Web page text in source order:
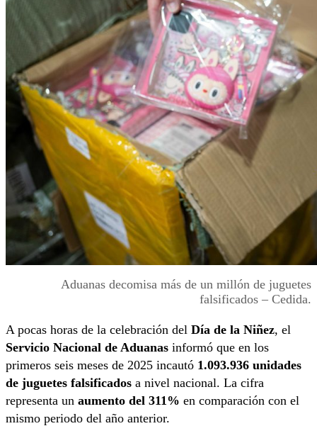
Aduanas decomisa más de un millón de juguetes
falsificados – Cedida.
A pocas horas de la celebración del Día de la Niñez, el
Servicio Nacional de Aduanas informó que en los
primeros seis meses de 2025 incautó 1.093.936 unidades
de juguetes falsificados a nivel nacional. La cifra
representa un aumento del 311% en comparación con el
mismo periodo del año anterior.